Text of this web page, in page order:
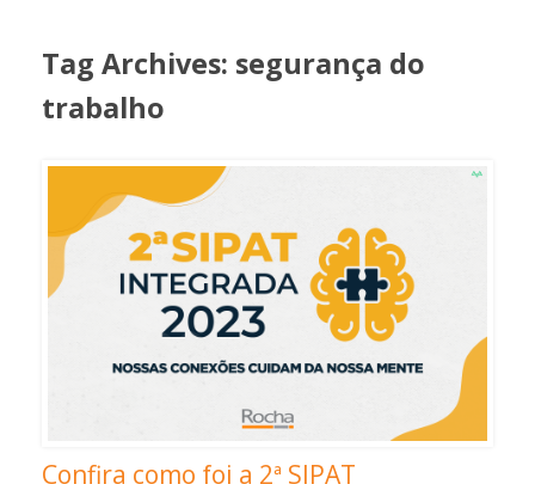
Tag Archives: segurança do
trabalho
Confira como foi a 2ª SIPAT